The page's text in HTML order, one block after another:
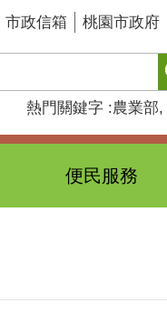
市政信箱 桃園市政府
熱門關鍵字 農業部
便民服務